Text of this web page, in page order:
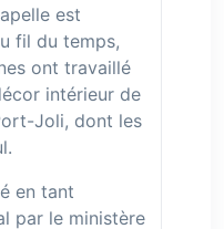
est
fil du temps,
ont travaillé
intérieur de
Joli, dont les
en tant
par le ministère